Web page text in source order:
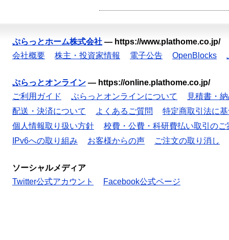
ぷらっとホーム株式会社 — https://www.plathome.co.jp/
会社概要
株主・投資家情報 電子公告 OpenBlocks
ぷらっとオンライン — https://online.plathome.co.jp/
ご利用ガイド
ぷらっとオンラインについて
見積書・
配送・決済について
よくあるご質問
特定商取引法に
個人情報取り扱い方針
校費・公費・科研費払い取引のご
IPv6への取り組み
お客様からの声 ご注文の取り消し
ソーシャルメディア
Twitter公式アカウント
Facebook公式ページ